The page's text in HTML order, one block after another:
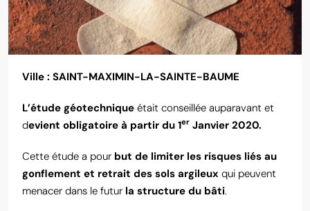
Ville : SAINT-MAXIMIN-LA-SAINTE-BAUME
L’étude géotechnique était conseillée auparavant et
devient obligatoire à partir du 1er Janvier 2020.
Cette étude a pour but de limiter les risques liés au
gonflement et retrait des sols argileux qui peuvent
menacer dans le futur la structure du bâti.